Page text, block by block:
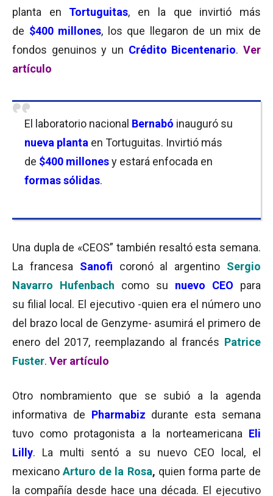
planta en Tortuguitas, en la que invirtió más
de $400 millones, los que llegaron de un mix de
fondos genuinos y un Crédito Bicentenario.Ver
artículo
El laboratorio nacional Bernabó inauguró su
nueva planta en Tortuguitas. Invirtió más
de $400 millonesy estará enfocada en
formas sólidas.
Una dupla de «CEOS” también resaltó esta semana.
La francesa Sanofi coronó al argentino Sergio
Navarro Hufenbach como su nuevo CEO para
su filial local. El ejecutivo -quien era el número uno
del brazo local de Genzyme- asumirá el primero de
enero del 2017, reemplazando al francés Patrice
Fuster. Ver artículo
Otro nombramiento que se subió a la agenda
informativa de Pharmabiz durante esta semana
tuvo como protagonista a la norteamericana Eli
Lilly. La multi sentó a su nuevo CEO local, el
mexicanoArturo de la Rosa, quien forma parte de
la compañía desde hace una década. El ejecutivo